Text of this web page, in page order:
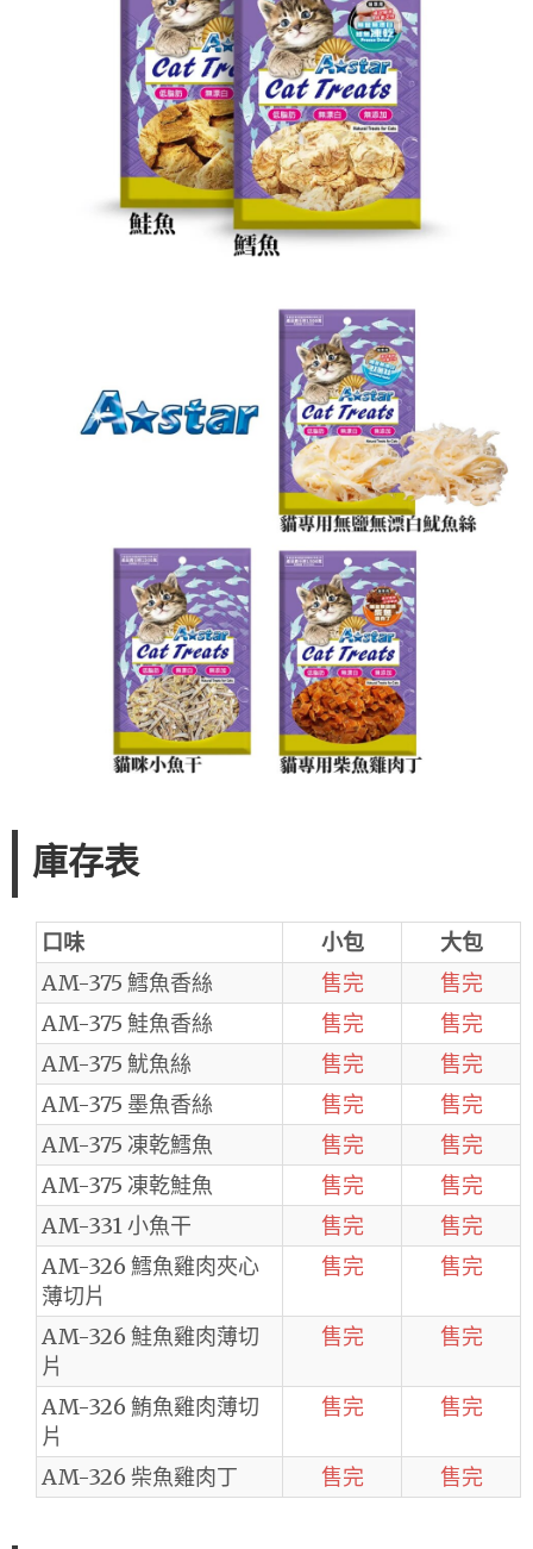
庫存表
口味 小包
大包
AM-375 鱈魚香絲
售完
售完
AM-375 鮭魚香絲
售完
售完
AM-375 魷魚絲
售完
售完
AM-375 墨魚香絲
售完
售完
AM-375 凍乾鱈魚
售完
售完
AM-375 凍乾鮭魚
售完
售完
AM-331 小魚干
售完
售完
AM-326 鱈魚雞肉夾心
薄切片
售完 售完
AM-326 鮭魚雞肉薄切
片
售完 售完
AM-326 鮪魚雞肉薄切
片
售完 售完
AM-326 柴魚雞肉丁 售完 售完